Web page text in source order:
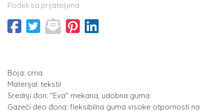
Podeli sa prijateljima
Boja: crna
Materijal: tekstil
Srednji đon: "Eva" mekana, udobna guma
Gazeći deo đona: fleksibilna guma visoke otpornosti na